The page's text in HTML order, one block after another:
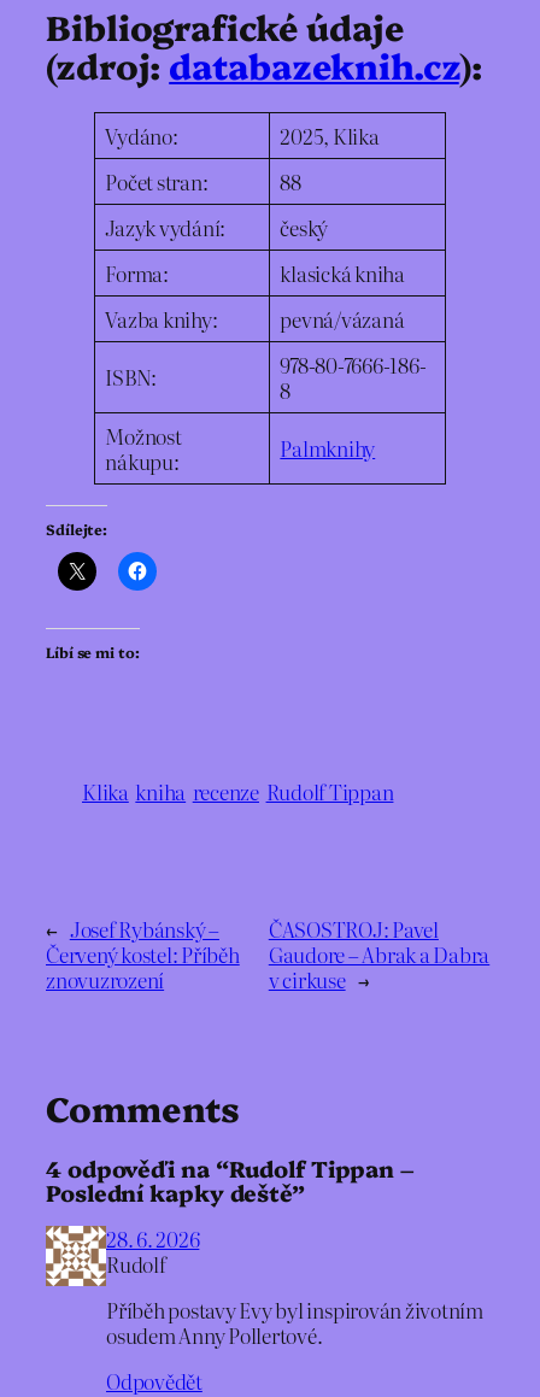
Bibliografické údaje
(zdroj:databazeknih.cz):
Vydáno:
2025, Klika
Počet stran:
88
Jazyk vydání:
český
Forma:
klasická kniha
Vazba knihy:
pevná/vázaná
ISBN:
978-80-7666-186-
8
Možnost
nákupu:
Palmknihy
Sdílejte:
Líbí se mi to:
Klika kniha recenze Rudolf Tippan
← Josef Rybánský –
Červený kostel: Příběh
znovuzrození
ČASOSTROJ: Pavel
Gaudore – Abrak a Dabra
v cirkuse →
Comments
4 odpověďi na “Rudolf Tippan –
Poslední kapky deště”
28. 6. 2026
Rudolf
Příběh postavy Evy byl inspirován životním
osudem Anny Pollertové.
Odpovědět